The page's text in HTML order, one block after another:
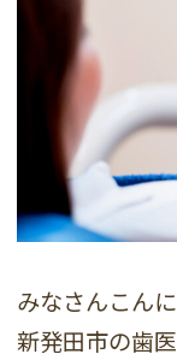
みなさんこんに
新発田市の歯